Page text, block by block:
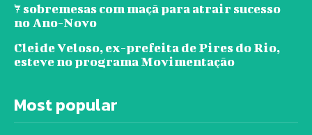
7 sobremesas com maçã para atrair sucesso
no Ano-Novo
Cleide Veloso, ex-prefeita de Pires do Rio,
esteve no programa Movimentação
Most popular